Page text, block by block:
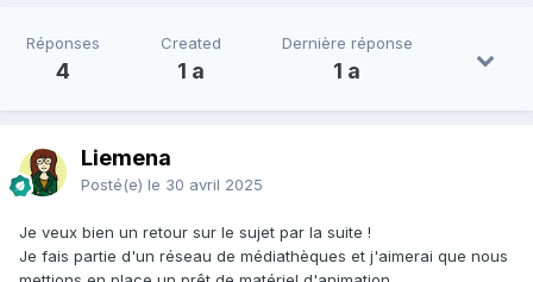
Réponses
4
Created
1 a
Dernière réponse
1 a
Liemena
Posté(e) le 30 avril 2025
Je veux bien un retour sur le sujet par la suite !
Je fais partie d'un réseau de médiathèques et j'aimerai que nous